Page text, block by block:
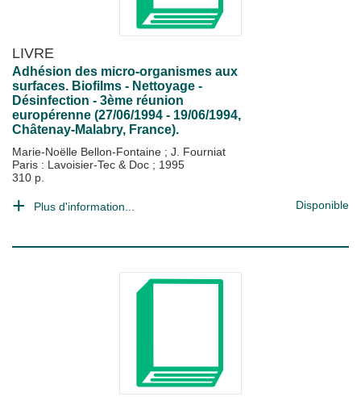
LIVRE
Adhésion des micro-organismes aux
surfaces. Biofilms - Nettoyage -
Désinfection - 3ème réunion
europérenne (27/06/1994 - 19/06/1994,
Châtenay-Malabry, France).
Marie-Noëlle Bellon-Fontaine ; J. Fourniat
Paris : Lavoisier-Tec & Doc ; 1995
310 p.
Plus d'information... Disponible